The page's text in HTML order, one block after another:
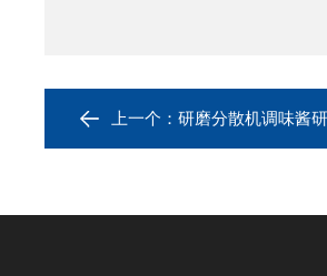
上一个： 研磨分散机调味酱